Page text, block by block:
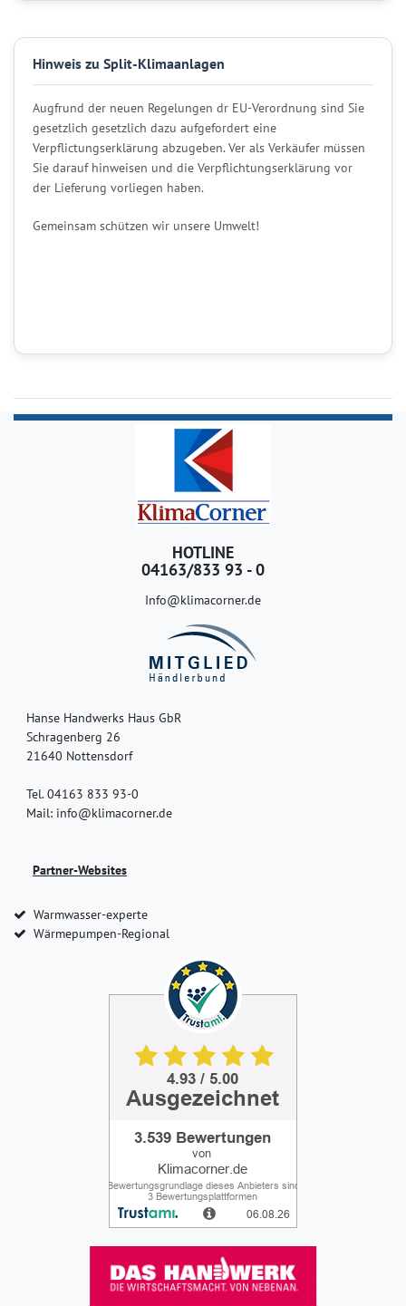
Hinweis zu Split-Klimaanlagen
Augfrund der neuen Regelungen dr EU-Verordnung sind Sie
gesetzlich gesetzlich dazu aufgefordert eine
Verpflictungserklärung abzugeben. Ver als Verkäufer müssen
Sie darauf hinweisen und die Verpflichtungserklärung vor
der Lieferung vorliegen haben.
Gemeinsam schützen wir unsere Umwelt!
HOTLINE
04163/833 93 - 0
Info@klimacorner.de
Hanse Handwerks Haus GbR
Schragenberg 26
21640 Nottensdorf
Tel. 04163 833 93-0
Mail: info@klimacorner.de
Partner-Websites
Warmwasser-experte
Wärmepumpen-Regional